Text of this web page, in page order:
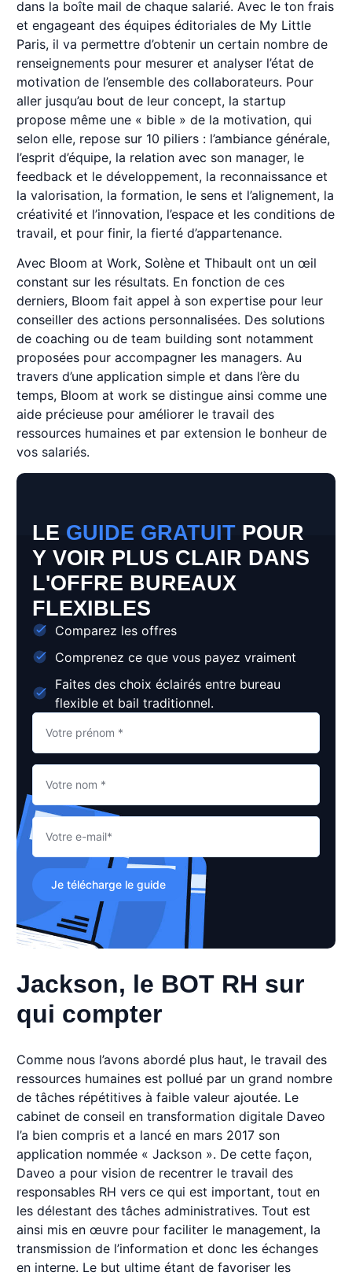
dans la boîte mail de chaque salarié. Avec le ton frais
et engageant des équipes éditoriales de My Little
Paris, il va permettre d’obtenir un certain nombre de
renseignements pour mesurer et analyser l’état de
motivation de l’ensemble des collaborateurs. Pour
aller jusqu’au bout de leur concept, la startup
propose même une « bible » de la motivation, qui
selon elle, repose sur 10 piliers : l’ambiance générale,
l’esprit d’équipe, la relation avec son manager, le
feedback et le développement, la reconnaissance et
la valorisation, la formation, le sens et l’alignement, la
créativité et l’innovation, l’espace et les conditions de
travail, et pour finir, la fierté d’appartenance.
Avec Bloom at Work, Solène et Thibault ont un œil
constant sur les résultats. En fonction de ces
derniers, Bloom fait appel à son expertise pour leur
conseiller des actions personnalisées. Des solutions
de coaching ou de team building sont notamment
proposées pour accompagner les managers. Au
travers d’une application simple et dans l’ère du
temps, Bloom at work se distingue ainsi comme une
aide précieuse pour améliorer le travail des
ressources humaines et par extension le bonheur de
vos salariés.
LE GUIDE GRATUIT POUR
Y VOIR PLUS CLAIR DANS
L'OFFRE BUREAUX
FLEXIBLES
Comparez les offres
Comprenez ce que vous payez vraiment
Faites des choix éclairés entre bureau
flexible et bail traditionnel.
Je télécharge le guide
Jackson, le BOT RH sur
qui compter
Comme nous l’avons abordé plus haut, le travail des
ressources humaines est pollué par un grand nombre
de tâches répétitives à faible valeur ajoutée. Le
cabinet de conseil en transformation digitale Daveo
l’a bien compris et a lancé en mars 2017 son
application nommée « Jackson ». De cette façon,
Daveo a pour vision de recentrer le travail des
responsables RH vers ce qui est important, tout en
les délestant des tâches administratives. Tout est
ainsi mis en œuvre pour faciliter le management, la
transmission de l’information et donc les échanges
en interne. Le but ultime étant de favoriser les